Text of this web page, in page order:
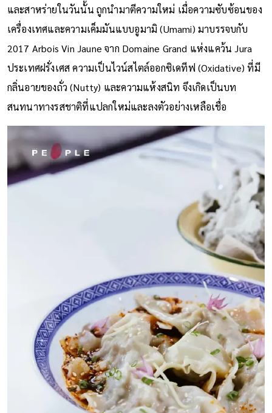
และสาหร่ายในวันนั้น ถูกนำมาตีความใหม่ เมื่อความซับซ้อนของ
เครื่องเทศและความเค็มมันแบบอูมามิ (Umami) มาบรรจบกับ
2017 Arbois Vin Jaune จาก Domaine Grand แห่งแคว้น Jura
ประเทศฝรั่งเศส ความเป็นไวน์สไตล์ออกซิเดทีฟ (Oxidative) ที่มี
กลิ่นอายของถั่ว (Nutty) และความแห้งสนิท จึงเกิดเป็นบท
สนทนาทางรสชาติที่แปลกใหม่และลงตัวอย่างเหลือเชื่อ